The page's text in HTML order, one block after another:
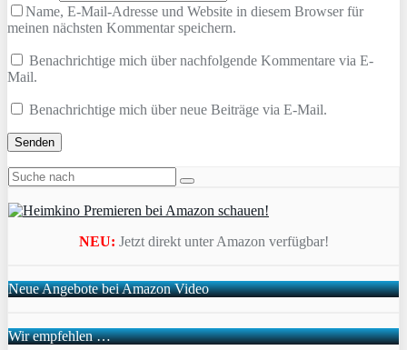
Name, E-Mail-Adresse und Website in diesem Browser für
meinen nächsten Kommentar speichern.
Benachrichtige mich über nachfolgende Kommentare via E-
Mail.
Benachrichtige mich über neue Beiträge via E-Mail.
NEU: Jetzt direkt unter Amazon verfügbar!
Neue Angebote bei Amazon Video
Wir empfehlen …